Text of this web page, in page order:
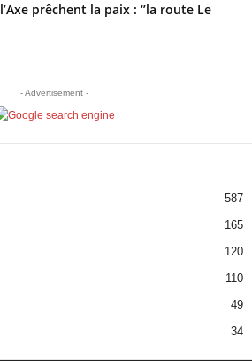
prêchent la paix : ‘’la route Le
- Advertisement -
587
165
120
110
49
34